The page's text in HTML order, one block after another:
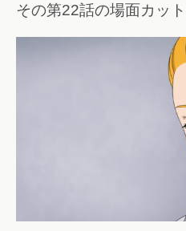
その第22話の場面カッ